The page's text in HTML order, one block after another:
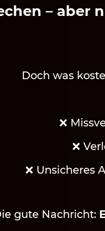
– aber
Doch was
❌
❌
❌ Unsicheres
gute Nachricht: